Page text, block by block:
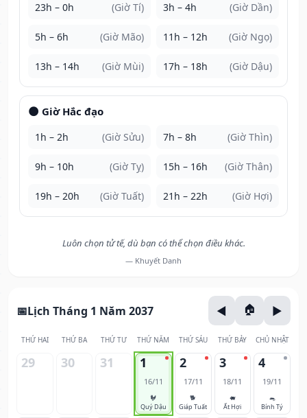
23h – 0h (Giờ Tí) 3h – 4h (Giờ Dần)
5h – 6h (Giờ Mão) 11h – 12h (Giờ Ngọ)
13h – 14h (Giờ Mùi) 17h – 18h (Giờ Dậu)
🌑 Giờ Hắc đạo
1h – 2h (Giờ Sửu) 7h – 8h (Giờ Thìn)
9h – 10h (Giờ Tỵ) 15h – 16h (Giờ Thân)
19h – 20h (Giờ Tuất) 21h – 22h (Giờ Hợi)
Luôn chọn tử tế, dù bạn có thể chọn điều khác.
— Khuyết Danh
Lịch Tháng 1 Năm 2037
THỨ HAI THỨ BA THỨ TƯ THỨ NĂM THỨ SÁU THỨ BẢY CHỦ NHẬT
29 30 31 1
16/11
🐓
Quý Dậu
2
17/11
🐕
Giáp Tuất
3
18/11
🐖
Ất Hợi
4
19/11
🐀
Bính Tý